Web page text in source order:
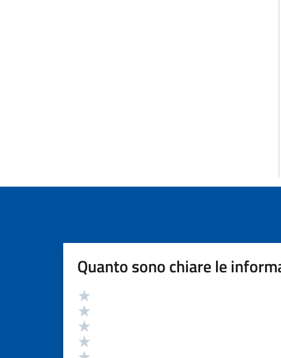
Quanto sono chiare le
Valutazione